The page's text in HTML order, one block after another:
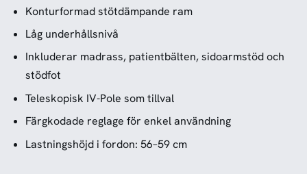
Konturformad stötdämpande ram
Låg underhållsnivå
Inkluderar madrass, patientbälten, sidoarmstöd och
stödfot
Teleskopisk IV-Pole som tillval
Färgkodade reglage för enkel användning
Lastningshöjd i fordon: 56–59 cm